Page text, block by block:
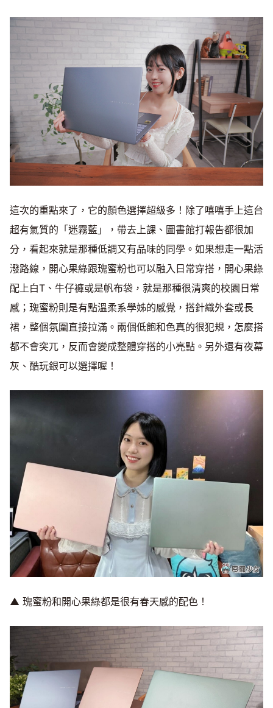
這次的重點來了，它的顏色選擇超級多！除了嘻嘻手上這台
超有氣質的「迷霧藍」，帶去上課、圖書館打報告都很加
分，看起來就是那種低調又有品味的同學。如果想走一點活
潑路線，開心果綠跟瑰蜜粉也可以融入日常穿搭，開心果綠
配上白T、牛仔褲或是帆布袋，就是那種很清爽的校園日常
感；瑰蜜粉則是有點溫柔系學姊的感覺，搭針織外套或長
裙，整個氛圍直接拉滿。兩個低飽和色真的很犯規，怎麼搭
都不會突兀，反而會變成整體穿搭的小亮點。另外還有夜幕
灰、酷玩銀可以選擇喔！
▲ 瑰蜜粉和開心果綠都是很有春天感的配色！